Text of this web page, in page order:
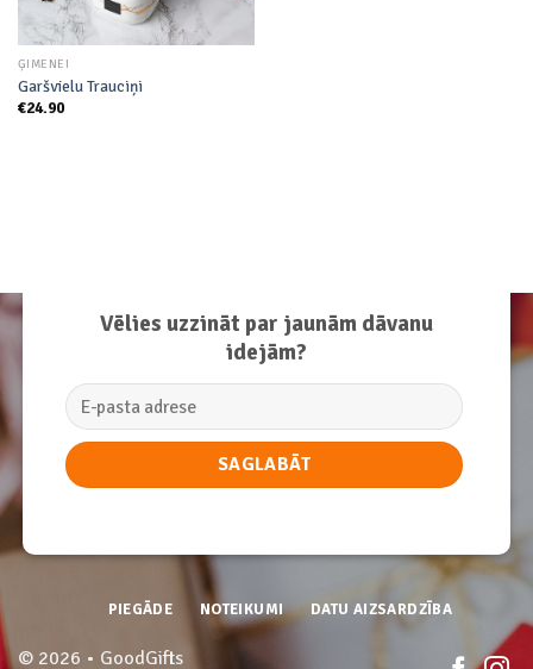
ĢIMENEI
Garšvielu Trauciņi
€24.90
Vēlies uzzināt par jaunām dāvanu
idejām?
© 2026 • GoodGifts
PIEGĀDE NOTEIKUMI DATU AIZSARDZĪBA